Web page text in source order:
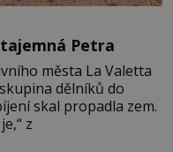
Petra
města La Valetta
dělníků do
skal propadla zem.
z